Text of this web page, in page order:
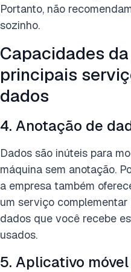
Portanto, não
sozinho.
Capacidades
principais
dados
4. Anotação de
Dados são inúteis para
máquina sem anotação.
a empresa também
um serviço
dados que você recebe
usados.
5. Aplicativo